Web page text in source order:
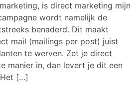
is direct marketing mijn
wordt namelijk de
benaderd. Dit maakt
mail (mailings per post) juist
te werven. Zet je direct
manier in, dan levert je dit een
[…]